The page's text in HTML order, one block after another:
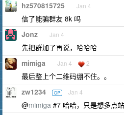
hz570815725 Jan 4
信了能骗群友 8k 吗
Jonz Jan 4
先把群加了再说，哈哈哈
mimiga Jan 4 2
最后整上个二维码绷不住。。
zw1234 OP Jan 4
@mimiga #7 哈哈，只是想多点